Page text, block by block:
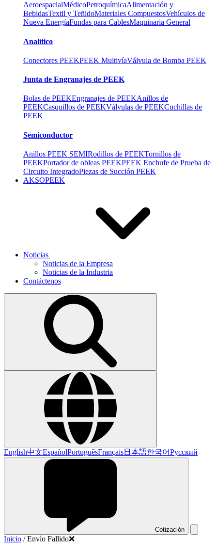
AeroespacialMédicoPetroquímicaAlimentación y
BebidasTextil y TeñidoMateriales CompuestosVehículos de
Nueva EnergíaFundas para CablesMaquinaria General
Analítico
Conectores PEEKPEEK MultivíaVálvula de Bomba PEEK
Junta de Engranajes de PEEK
Bolas de PEEKEngranajes de PEEKAnillos de
PEEKCasquillos de PEEKVálvulas de PEEKCuchillas de
PEEK
Semiconductor
Anillos PEEK SEMIRodillos de PEEKTornillos de
PEEKPortador de obleas PEEKPEEK Enchufe de Prueba de
Circuito IntegradoPiezas de Succión PEEK
AKSOPEEK
Noticias
Noticias de la Empresa
Noticias de la Industria
Contáctenos
English中文EspañolPortuguêsFrançais日本語한국어Русский
Cotización
Inicio /Envío Fallido❌